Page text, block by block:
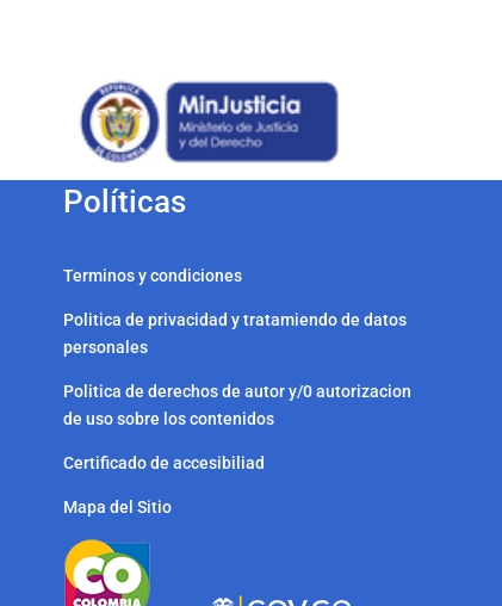
Políticas
Terminos y condiciones
Politica de privacidad y tratamiendo de datos
personales
Politica de derechos de autor y/0 autorizacion
de uso sobre los contenidos
Certificado de accesibiliad
Mapa del Sitio